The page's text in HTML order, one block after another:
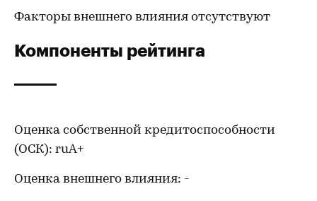
Факторы внешнего влияния отсутствуют
Компоненты рейтинга
Оценка собственной кредитоспособности
(ОСК): ruА+
Оценка внешнего влияния: -